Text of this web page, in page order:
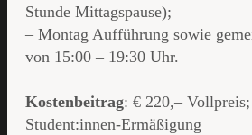
Stunde Mittagspause);
– Montag Aufführung sowie
von 15:00 – 19:30 Uhr.
Kostenbeitrag: € 220,–
Student:innen-Ermäßigung